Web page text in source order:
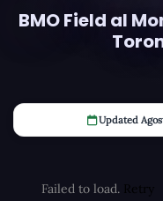
BMO Field al
Updated
Failed to load. Retry